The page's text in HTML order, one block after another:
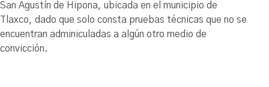
San Agustín de Hipona, ubicada en el municipio de
Tlaxco, dado que solo consta pruebas técnicas que no se
encuentran adminiculadas a algún otro medio de
convicción.